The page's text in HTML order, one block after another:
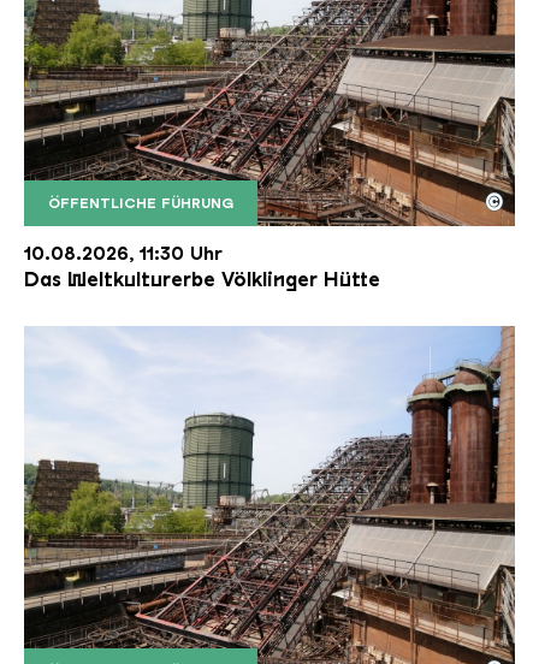
ÖFFENTLICHE FÜHRUNG
Der Erzschrägaufzug der Völklinger Hütte mit
Copyright: Weltkulturerbe Völklinger Hütte | Karl
©
10.08.2026, 11:30 Uhr
Das Weltkulturerbe Völklinger Hütte